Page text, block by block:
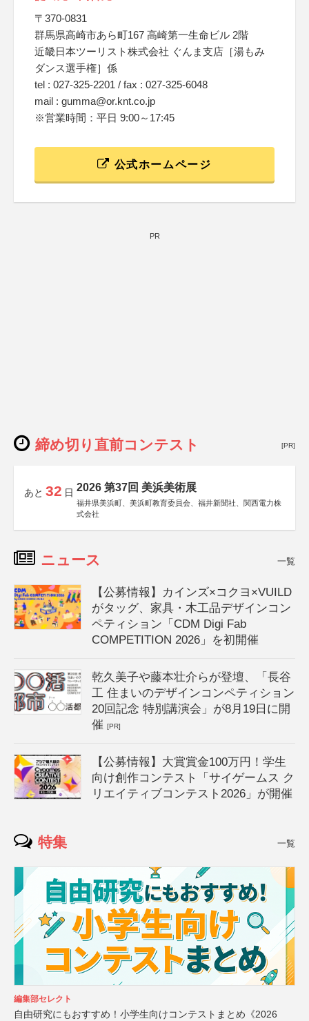
〒370-0831
群馬県高崎市あら町167 高崎第一生命ビル 2階
近畿日本ツーリスト株式会社 ぐんま支店［湯もみ
ダンス選手権］係
tel : 027-325-2201 / fax : 027-325-6048
mail : gumma@or.knt.co.jp
※営業時間：平日 9:00～17:45
公式ホームページ
PR
締め切り直前コンテスト [PR]
あと 32 日 2026 第37回 美浜美術展
福井県美浜町、美浜町教育委員会、福井新聞社、関西電力株
式会社
ニュース 一覧
【公募情報】カインズ×コクヨ×VUILD
がタッグ、家具・木工品デザインコン
ペティション「CDM Digi Fab
COMPETITION 2026」を初開催
乾久美子や藤本壮介らが登壇、「長谷
工 住まいのデザインコンペティション
20回記念 特別講演会」が8月19日に開
催[PR]
【公募情報】大賞賞金100万円！学生
向け創作コンテスト「サイゲームス ク
リエイティブコンテスト2026」が開催
特集 一覧
編集部セレクト
自由研究にもおすすめ！小学生向けコンテストまとめ《2026